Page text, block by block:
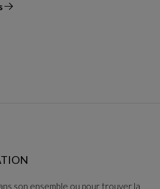
son ensemble ou pour trouver la